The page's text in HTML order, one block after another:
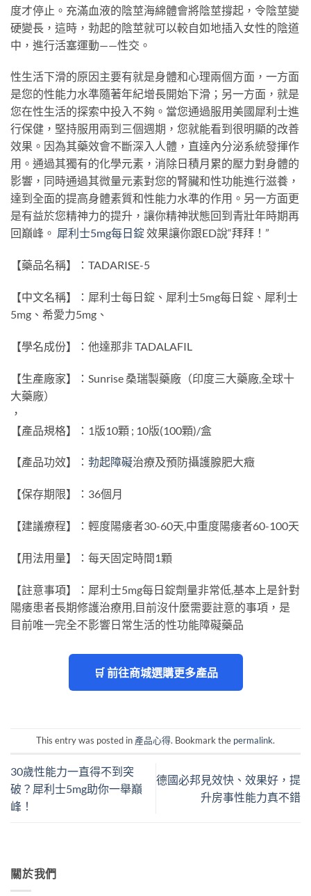
度才停止。充滿血液的陰莖海綿體會將陰莖撐起，令陰莖變
硬變長，這時，勃起的陰莖就可以較自如地插入女性的陰道
中，進行活塞運動——性交。
性生活下滑的原因主要有就是身體和心理兩個方面，一方面
是您的性能力水準隨著年紀增長開始下滑；另一方面，就是
您在性生活的探索中投入不夠。當您通過服用美國犀利士進
行保健，堅持服用兩到三個週期，您就能看到很明顯的改善
效果。因為其藥效會不斷深入人體，直達內分泌系統發揮作
用。通過其獨有的化學元素，消除日積月累的壓力對身體的
影響，同時通過其微量元素對您的腎臟和性功能進行滋養，
達到全面的提高身體素質和性能力水準的作用。另一方面更
是有益於您精神力的提升，讓你精神狀態回到青壯年時期再
回巔峰。 犀利士5mg每日錠 效果讓你跟ED說“拜拜！”
【藥品名稱】：TADARISE-5
【中文名稱】：犀利士每日錠、犀利士5mg每日錠、犀利士
5mg、希愛力5mg、
【學名成份】：他達那非 TADALAFIL
【生產廠家】：Sunrise 桑瑞製藥廠（印度三大藥廠,全球十
大藥廠）
，
【產品規格】：1版10顆 ; 10版(100顆)/盒
【產品功效】： 勃起障礙治療及預防攝護腺肥大癥
【保存期限】：36個月
【建議療程】：輕度陽痿者30-60天,中重度陽痿者60-100天
【用法用量】：每天固定時間1顆
【註意事項】：犀利士5mg每日錠劑量非常低,基本上是針對
陽痿患者長期修護治療用,目前沒什麼需要註意的事項，是
目前唯一完全不影響日常生活的性功能障礙藥品
🛒 前往商城選購更多產品
This entry was posted in 產品心得. Bookmark the permalink.
30歲性能力一直得不到突
破？犀利士5mg助你一舉巔
峰！
德國必邦見效快、效果好，提
升房事性能力真不錯
關於我們